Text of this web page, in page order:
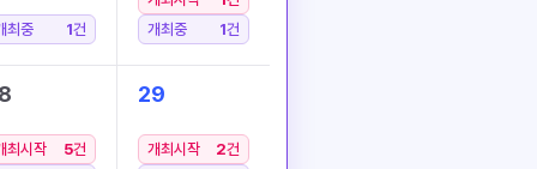
최중 1건
개최중
1건
최시작 5건
29
개최시작 2건